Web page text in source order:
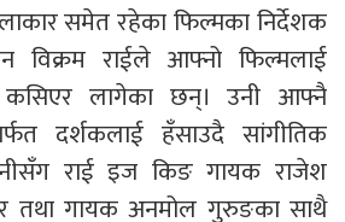
समेत रहेका फिल्मका निर्देशक
विक्रम राईले आफ्नो फिल्मलाई
कसिएर लागेका छन्। उनी आफ्नै
दर्शकलाई हँसाउदै सांगीतिक
राई इज किङ गायक राजेश
तथा गायक अनमोल गुरुङका साथै